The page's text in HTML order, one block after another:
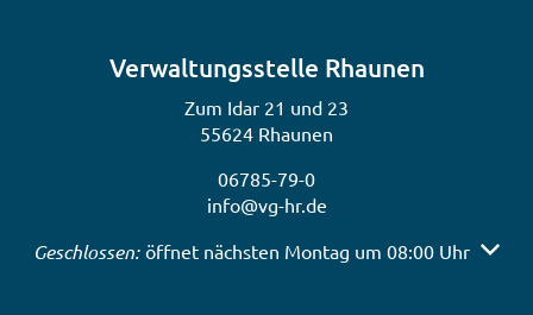
Verwaltungsstelle Rhaunen
Zum Idar 21 und 23
55624 Rhaunen
06785-79-0
info@vg-hr.de
Klicken, um weitere Öffnungs- oder Schließzeiten
Geschlossen: öffnet nächsten Montag um 08:00 Uhr